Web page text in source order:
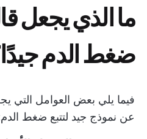
ما الذي يجعل
ضغط الدم
فيما يلي بعض العوامل التي
عن نموذج جيد لتتبع ضغط